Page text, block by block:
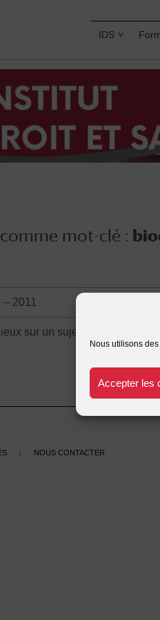
Nous utilisons
Accepter les
IDS
mot-clé :
2011
sur un sujet médiatisé –
| Nous contacter